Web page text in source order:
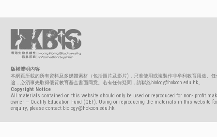
版權聲明內容
本網頁所載的所有資料及多媒體素材（包括圖片及影片)，只准使用或複製作非牟利教育用途。
途，必須事先取得優質教育基金書面同意。若有任何疑問，請聯絡biology@hokoon.edu.hk。
Copyright Notice
All materials contained on this website should only be used or reproduced for non- profit
owner — Quality Education Fund (QEF). Using or reproducing the materials in this website
enquiry, please contact biology@hokoon.edu.hk.